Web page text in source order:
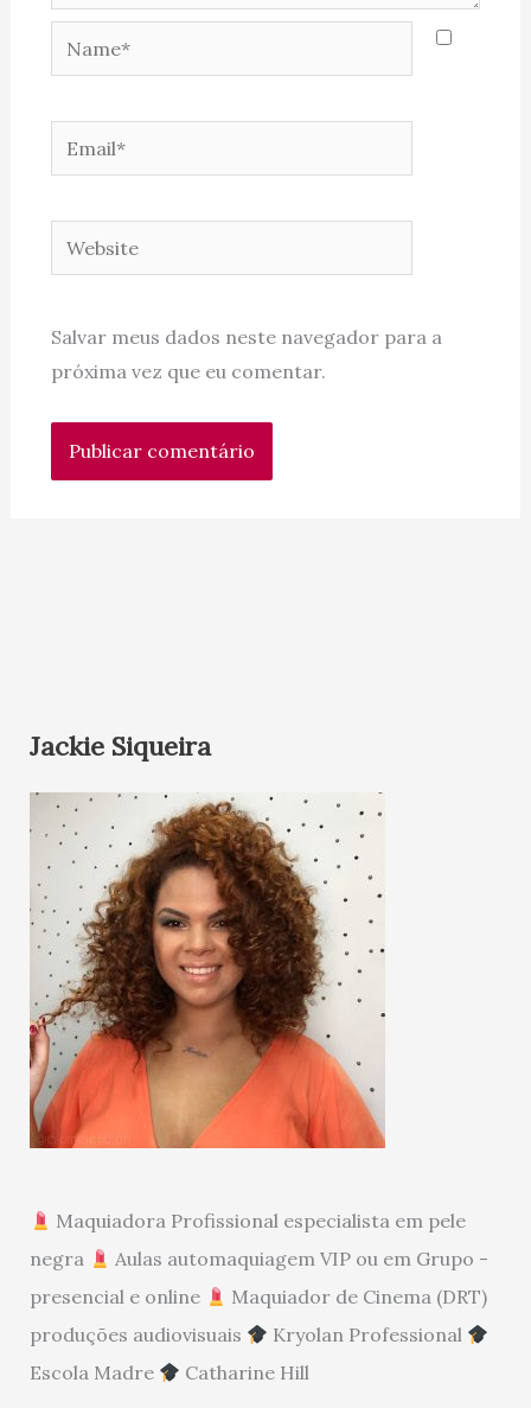
Name*
Email*
Website
Salvar meus dados neste navegador para a
próxima vez que eu comentar.
Jackie Siqueira
Maquiadora Profissional especialista em pele
negra
Aulas automaquiagem VIP ou em Grupo -
presencial e online
Maquiador de Cinema (DRT)
produções audiovisuais
Kryolan Professional
Escola Madre
Catharine Hill